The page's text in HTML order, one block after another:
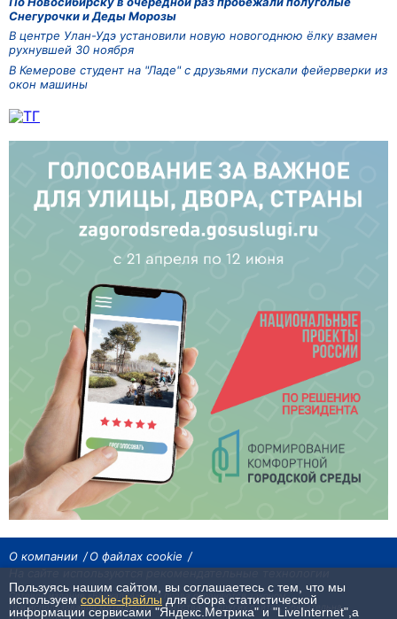
Снегурочки и Деды Морозы
В центре Улан-Удэ установили новую новогоднюю ёлку взамен
рухнувшей 30 ноября
В Кемерове студент на "Ладе" с друзьями пускали фейерверки из
окон машины
О компании
О файлах cookie
Сетевое издание «Байкал24». Все права охраняются законом.
При использовании материалов агентства на других сайтах, обязательна
гиперссылка.
Пользуясь нашим сайтом, вы соглашаетесь с тем, что мы
используем cookie-файлы для сбора статистической
информации сервисами "Яндекс.Метрика" и "LiveInternet",а